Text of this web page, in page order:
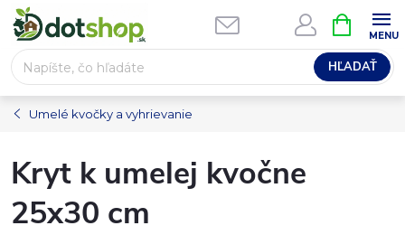
Prejsť
na
obsah
HĽADAŤ
KOŠÍK
Umelé kvočky a vyhrievanie
Kryt k umelej kvočne
25x30 cm